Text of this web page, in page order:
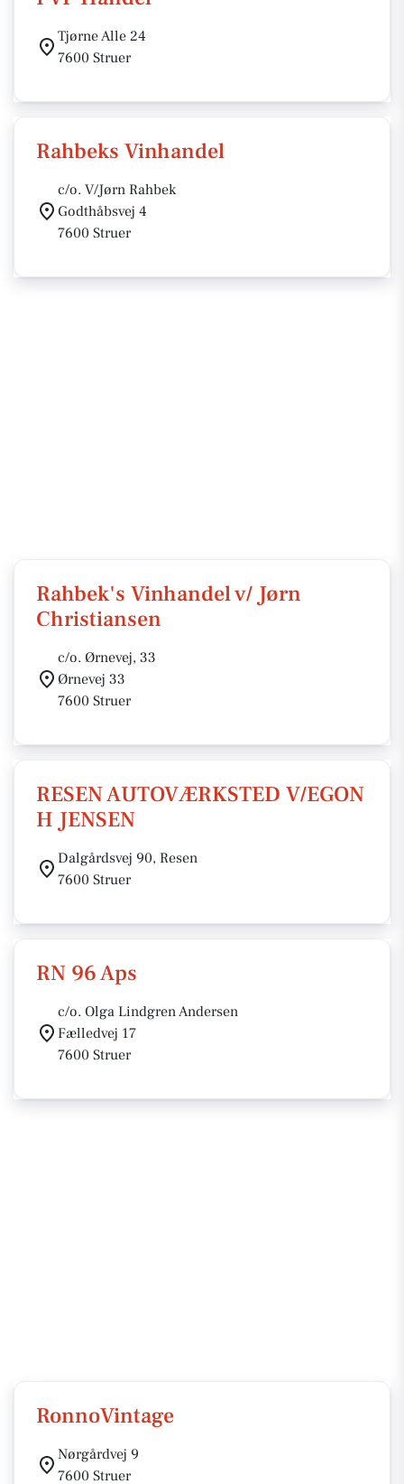
Tjørne Alle 24
7600 Struer
Rahbeks Vinhandel
c/o. V/Jørn Rahbek
Godthåbsvej 4
7600 Struer
Rahbek's Vinhandel v/ Jørn
Christiansen
c/o. Ørnevej, 33
Ørnevej 33
7600 Struer
RESEN AUTOVÆRKSTED V/EGON
H JENSEN
Dalgårdsvej 90, Resen
7600 Struer
RN 96 Aps
c/o. Olga Lindgren Andersen
Fælledvej 17
7600 Struer
RonnoVintage
Nørgårdvej 9
7600 Struer